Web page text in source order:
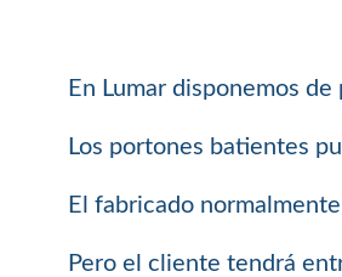
En Lumar disponemos de
Los portones batientes
El fabricado
Pero el cliente tendrá